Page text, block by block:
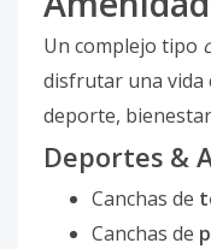
Un complejo tipo
disfrutar una vida
deporte,
Deportes &
Canchas de
Canchas de